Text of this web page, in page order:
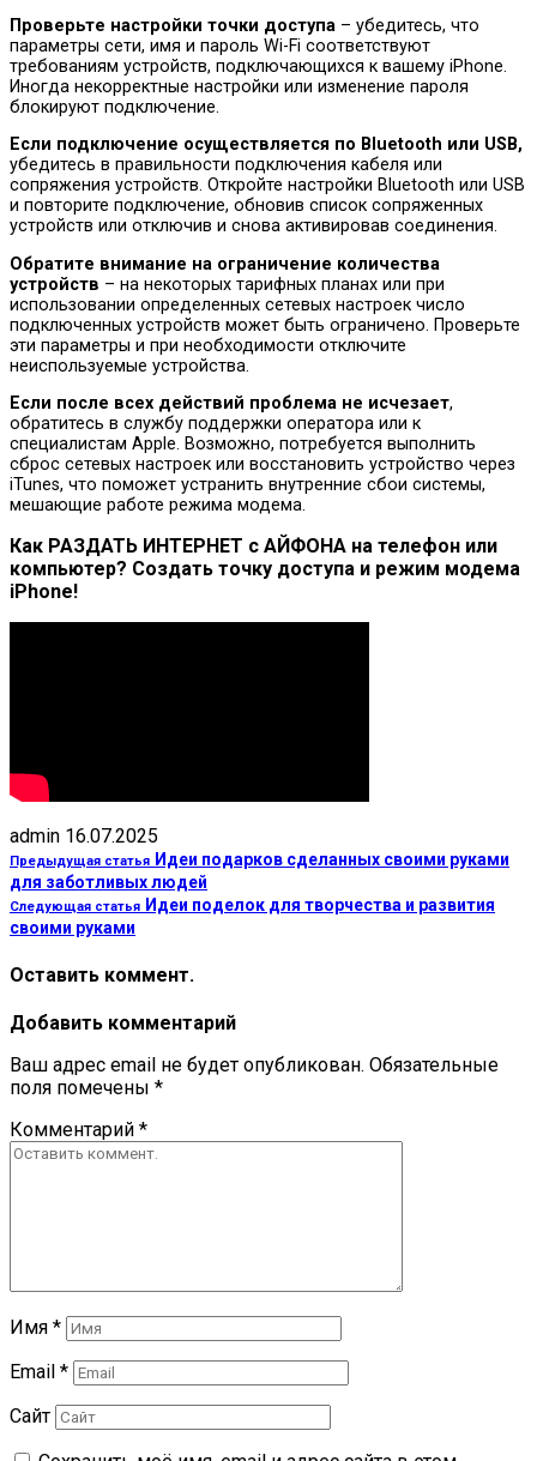
Проверьте настройки точки доступа – убедитесь, что
параметры сети, имя и пароль Wi-Fi соответствуют
требованиям устройств, подключающихся к вашему iPhone.
Иногда некорректные настройки или изменение пароля
блокируют подключение.
Если подключение осуществляется по Bluetooth или USB,
убедитесь в правильности подключения кабеля или
сопряжения устройств. Откройте настройки Bluetooth или USB
и повторите подключение, обновив список сопряженных
устройств или отключив и снова активировав соединения.
Обратите внимание на ограничение количества
устройств – на некоторых тарифных планах или при
использовании определенных сетевых настроек число
подключенных устройств может быть ограничено. Проверьте
эти параметры и при необходимости отключите
неиспользуемые устройства.
Если после всех действий проблема не исчезает,
обратитесь в службу поддержки оператора или к
специалистам Apple. Возможно, потребуется выполнить
сброс сетевых настроек или восстановить устройство через
iTunes, что поможет устранить внутренние сбои системы,
мешающие работе режима модема.
Как РАЗДАТЬ ИНТЕРНЕТ с АЙФОНА на телефон или
компьютер? Создать точку доступа и режим модема
iPhone!
admin 16.07.2025
Предыдущая статья Идеи подарков сделанных своими руками
для заботливых людей
Следующая статья Идеи поделок для творчества и развития
своими руками
Оставить коммент.
Добавить комментарий
Ваш адрес email не будет опубликован. Обязательные
поля помечены *
Комментарий *
Имя *
Email *
Сайт